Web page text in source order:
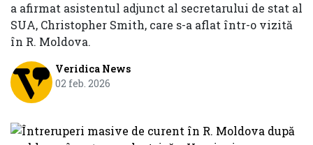
a afirmat asistentul adjunct al secretarului de stat al
SUA, Christopher Smith, care s-a aflat într-o vizită
în R. Moldova.
Veridica News
02 feb. 2026